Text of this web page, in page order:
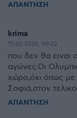
ΑΠΑΝΤΗΣΗ
krima
15.05.2026, 09:22
που δεν θα ειναι
αγώνες.Οι
χώρο,όχι όπως
Σοφιά,στον
ΑΠΑΝΤΗΣΗ